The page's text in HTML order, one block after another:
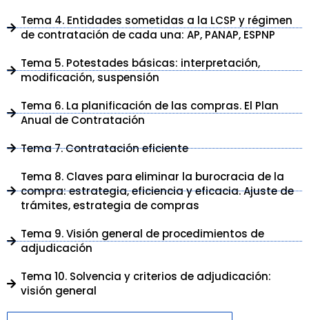
Tema 4. Entidades sometidas a la LCSP y régimen
de contratación de cada una: AP, PANAP, ESPNP
Tema 5. Potestades básicas: interpretación,
modificación, suspensión
Tema 6. La planificación de las compras. El Plan
Anual de Contratación
Tema 7. Contratación eficiente
Tema 8. Claves para eliminar la burocracia de la
compra: estrategia, eficiencia y eficacia. Ajuste de
trámites, estrategia de compras
Tema 9. Visión general de procedimientos de
adjudicación
Tema 10. Solvencia y criterios de adjudicación:
visión general